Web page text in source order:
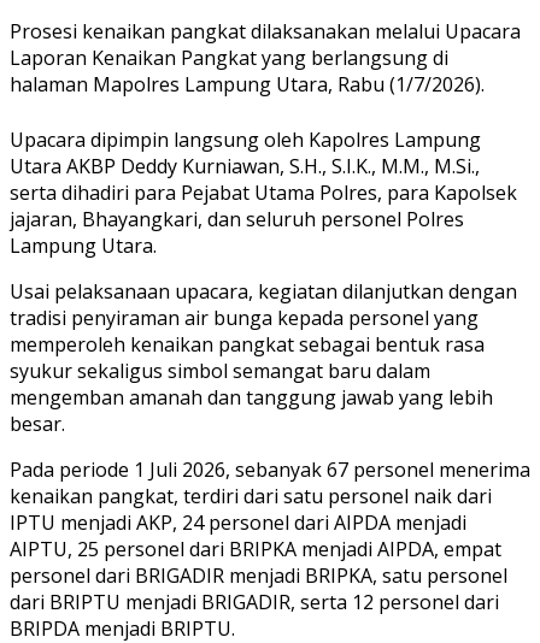
Prosesi kenaikan pangkat dilaksanakan melalui Upacara
Laporan Kenaikan Pangkat yang berlangsung di
halaman Mapolres Lampung Utara, Rabu (1/7/2026).
Upacara dipimpin langsung oleh Kapolres Lampung
Utara AKBP Deddy Kurniawan, S.H., S.I.K., M.M., M.Si.,
serta dihadiri para Pejabat Utama Polres, para Kapolsek
jajaran, Bhayangkari, dan seluruh personel Polres
Lampung Utara.
Usai pelaksanaan upacara, kegiatan dilanjutkan dengan
tradisi penyiraman air bunga kepada personel yang
memperoleh kenaikan pangkat sebagai bentuk rasa
syukur sekaligus simbol semangat baru dalam
mengemban amanah dan tanggung jawab yang lebih
besar.
Pada periode 1 Juli 2026, sebanyak 67 personel menerima
kenaikan pangkat, terdiri dari satu personel naik dari
IPTU menjadi AKP, 24 personel dari AIPDA menjadi
AIPTU, 25 personel dari BRIPKA menjadi AIPDA, empat
personel dari BRIGADIR menjadi BRIPKA, satu personel
dari BRIPTU menjadi BRIGADIR, serta 12 personel dari
BRIPDA menjadi BRIPTU.